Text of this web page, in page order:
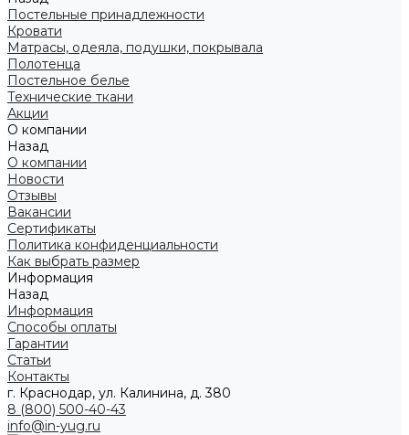
Постельные принадлежности
Кровати
Матрасы, одеяла, подушки, покрывала
Полотенца
Постельное белье
Технические ткани
Акции
О компании
Назад
О компании
Новости
Отзывы
Вакансии
Сертификаты
Политика конфиденциальности
Как выбрать размер
Информация
Назад
Информация
Способы оплаты
Гарантии
Статьи
Контакты
г. Краснодар, ул. Калинина, д. 380
8 (800) 500-40-43
info@in-yug.ru